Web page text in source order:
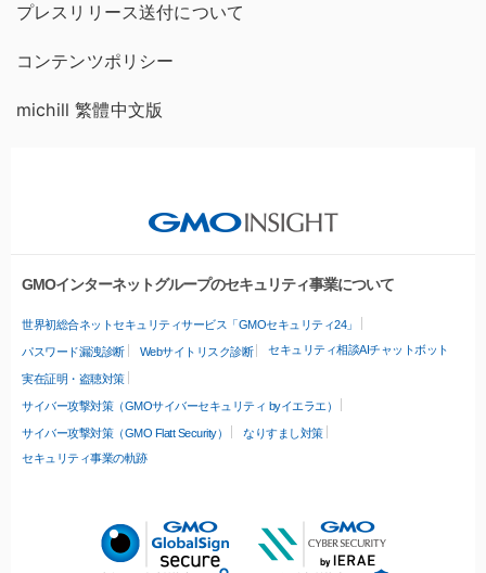
プレスリリース送付について
コンテンツポリシー
michill 繁體中文版
GMOインターネットグループのセキュリティ事業について
世界初総合ネットセキュリティサービス「GMOセキュリティ24」
パスワード漏洩診断 Webサイトリスク診断 セキュリティ相談AIチャットボット
実在証明・盗聴対策
サイバー攻撃対策（GMOサイバーセキュリティ byイエラエ）
サイバー攻撃対策（GMO Flatt Security）
なりすまし対策
セキュリティ事業の軌跡